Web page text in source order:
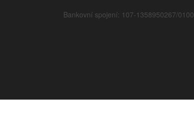
Bankovní spojení: 107-1358950267/0100